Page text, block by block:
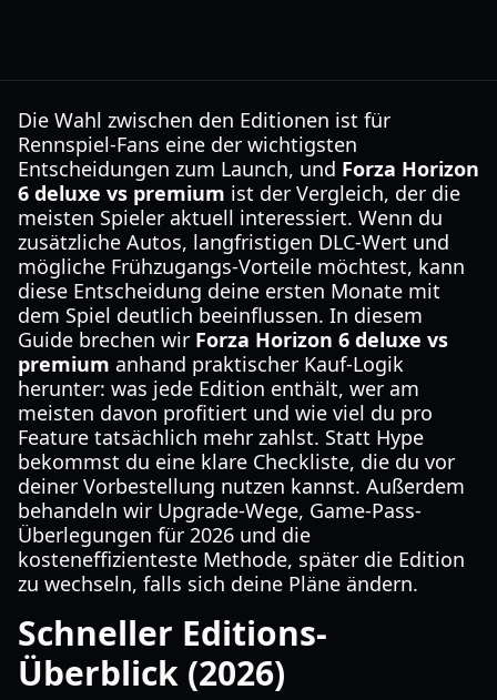
Die Wahl zwischen den Editionen ist für
Rennspiel-Fans eine der wichtigsten
Entscheidungen zum Launch, und Forza Horizon
6 deluxe vs premium ist der Vergleich, der die
meisten Spieler aktuell interessiert. Wenn du
zusätzliche Autos, langfristigen DLC-Wert und
mögliche Frühzugangs-Vorteile möchtest, kann
diese Entscheidung deine ersten Monate mit
dem Spiel deutlich beeinflussen. In diesem
Guide brechen wir Forza Horizon 6 deluxe vs
premium anhand praktischer Kauf-Logik
herunter: was jede Edition enthält, wer am
meisten davon profitiert und wie viel du pro
Feature tatsächlich mehr zahlst. Statt Hype
bekommst du eine klare Checkliste, die du vor
deiner Vorbestellung nutzen kannst. Außerdem
behandeln wir Upgrade-Wege, Game-Pass-
Überlegungen für 2026 und die
kosteneffizienteste Methode, später die Edition
zu wechseln, falls sich deine Pläne ändern.
Schneller Editions-
Überblick (2026)